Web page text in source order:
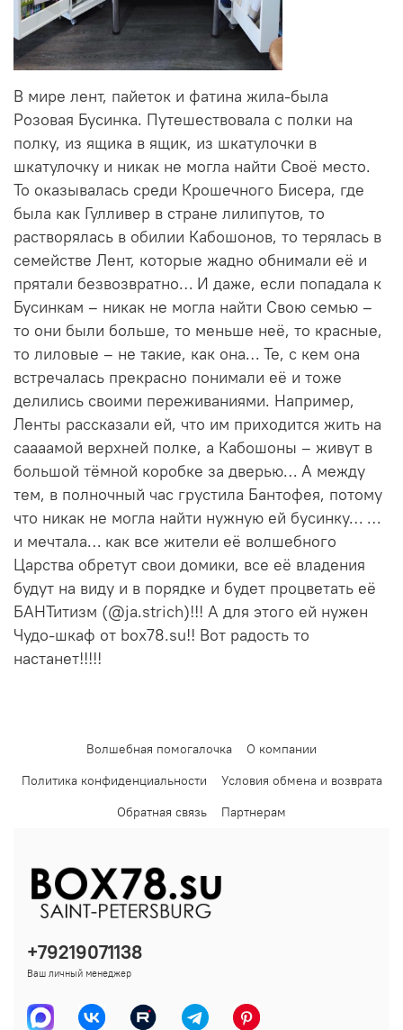
В мире лент, пайеток и фатина жила-была
Розовая Бусинка. Путешествовала с полки на
полку, из ящика в ящик, из шкатулочки в
шкатулочку и никак не могла найти Своё место.
То оказывалась среди Крошечного Бисера, где
была как Гулливер в стране лилипутов, то
растворялась в обилии Кабошонов, то терялась в
семействе Лент, которые жадно обнимали её и
прятали безвозвратно… И даже, если попадала к
Бусинкам – никак не могла найти Свою семью –
то они были больше, то меньше неё, то красные,
то лиловые – не такие, как она… Те, с кем она
встречалась прекрасно понимали её и тоже
делились своими переживаниями. Например,
Ленты рассказали ей, что им приходится жить на
саааамой верхней полке, а Кабошоны – живут в
большой тёмной коробке за дверью… А между
тем, в полночный час грустила Бантофея, потому
что никак не могла найти нужную ей бусинку… …
и мечтала… как все жители её волшебного
Царства обретут свои домики, все её владения
будут на виду и в порядке и будет процветать её
БАНТитизм (@ja.strich)!!! А для этого ей нужен
Чудо-шкаф от box78.su!! Вот радость то
настанет!!!!!
Волшебная помогалочка
О компании
Политика конфиденциальности
Условия обмена и возврата
Обратная связь
Партнерам
+79219071138
Ваш личный менеджер